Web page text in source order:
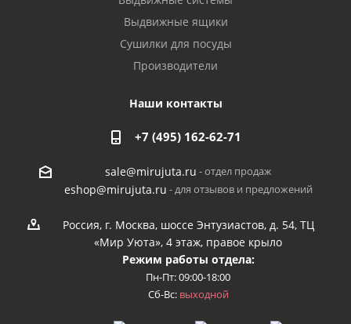
Выдвижные ящики
Сушилки для посуды
Производители
Наши контакты
+7 (495) 162-62-71
sale@mirujuta.ru - отдел продаж
eshop@mirujuta.ru - для отзывов и предложений
Россия, г. Москва, шоссе Энтузиастов, д. 54, ТЦ
«Мир Уюта», 4 этаж, правое крыло
Режим работы отдела:
Пн-Пт: 09:00-18:00
Сб-Вс: выходной